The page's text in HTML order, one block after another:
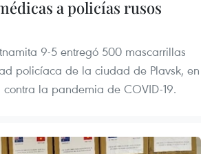
a policías rusos
9-5 entregó 500 mascarrillas
policíaca de la ciudad de Plavsk, en
la pandemia de COVID-19.